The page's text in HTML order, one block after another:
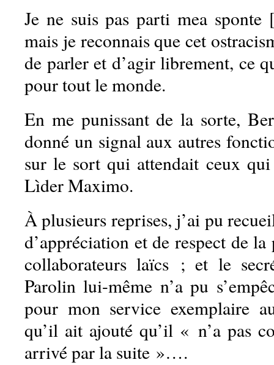
Je ne suis pas parti mea
mais je reconnais que cet
de parler et d’agir librement, ce
pour tout le monde.
En me punissant de la sorte,
donné un signal aux autres
sur le sort qui attendait ceux
Lìder Maximo.
À plusieurs reprises, j’ai pu
d’appréciation et de respect de
collaborateurs laïcs ; et le
Parolin lui-même n’a pu
pour mon service exemplaire
qu’il ait ajouté qu’il « n’a pas
arrivé par la suite »….